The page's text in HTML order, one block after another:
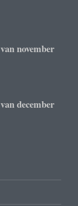
november
december